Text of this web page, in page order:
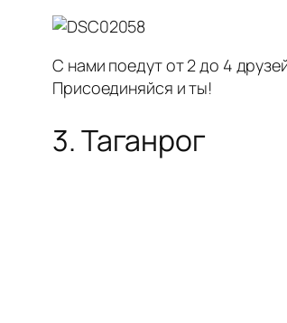
С нами поедут от 2 до 4
Присоединяйся и ты!
3. Таганрог